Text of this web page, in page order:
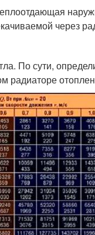
через
По сути,
радиаторе